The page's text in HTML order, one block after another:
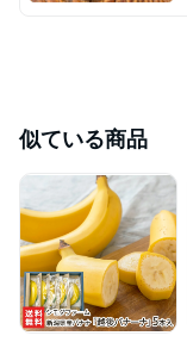
似ている商品